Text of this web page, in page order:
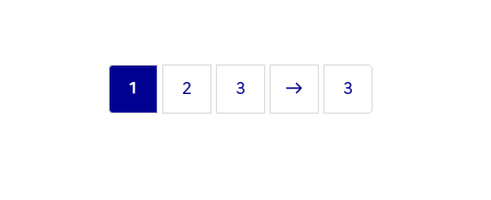
Page
courante
1 Page
2 Page
3
Page
suivante
Dernière
page
3